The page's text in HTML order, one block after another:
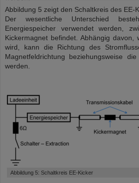
Abbildung 5 zeigt den Schaltkreis des EE-
Der wesentliche Unterschied
Energiespeicher verwendet werden,
Kickermagnet befindet. Abhängig davon,
wird, kann die Richtung des
Magnetfeldrichtung beziehungsweise
werden.
Abbildung 5: Schaltkreis EE-Kicker